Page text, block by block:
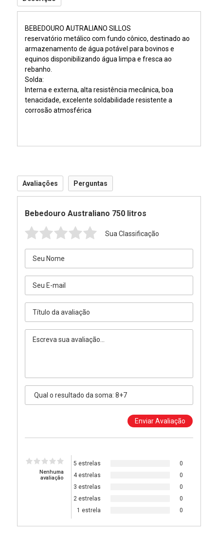
BEBEDOURO AUTRALIANO SILLOS
reservatório metálico com fundo cônico, destinado ao
armazenamento de água potável para bovinos e
equinos disponibilizando água limpa e fresca ao
rebanho.
Solda:
Interna e externa, alta resistência mecânica, boa
tenacidade, excelente soldabilidade resistente a
corrosão atmosférica
Avaliações Perguntas
Bebedouro Australiano 750 litros
Sua Classificação
Nenhuma
avaliação
5 estrelas
0
4 estrelas
0
3 estrelas
0
2 estrelas
0
1 estrela
0